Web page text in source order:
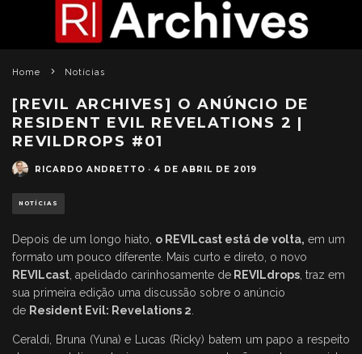
Home Notícias
[REVIL ARCHIVES] O ANÚNCIO DE
RESIDENT EVIL REVELATIONS 2 |
REVILDROPS #01
RICARDO ANDRETTO · 4 DE ABRIL DE 2019
NOTÍCIAS
Depois de um longo hiato, o REVILcast está de volta, em um
formato um pouco diferente. Mais curto e direto, o novo
REVILcast, apelidado carinhosamente de REVILdrops, traz em
sua primeira edição uma discussão sobre o anúncio
de Resident Evil: Revelations 2.
Ceraldi, Bruna (Yuna) e Lucas (Ricky) batem um papo a respeito